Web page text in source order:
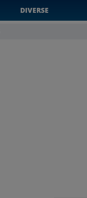
DIVERSE